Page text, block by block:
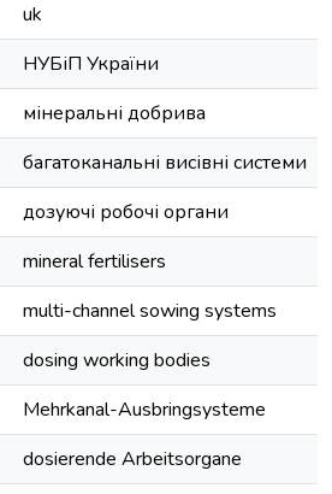
uk
НУБіП України
мінеральні добрива
багатоканальні висівні системи
дозуючі робочі органи
mineral fertilisers
multi-channel sowing systems
dosing working bodies
Mehrkanal-Ausbringsysteme
dosierende Arbeitsorgane